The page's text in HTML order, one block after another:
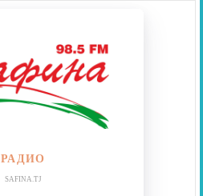
РАДИО
SAFINA.TJ